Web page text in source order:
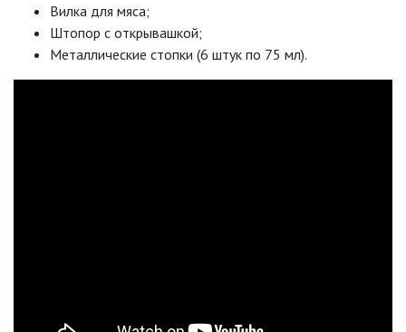
Вилка для мяса;
Штопор с открывашкой;
Металлические стопки (6 штук по 75 мл).